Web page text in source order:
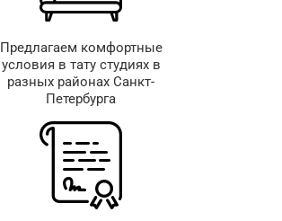
Предлагаем комфортные
условия в тату студиях в
разных районах Санкт-
Петербурга